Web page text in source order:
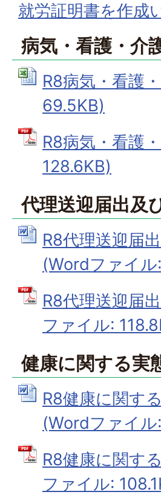
就労証明書を作成
病気・看護・介
R8病気・看護
69.5KB)
R8病気・看護
128.6KB)
代理送迎届出及
R8代理送迎届
(Wordファイ
R8代理送迎届
ファイル:
健康に関する実
R8健康に関す
(Wordファイ
R8健康に関す
ファイル: